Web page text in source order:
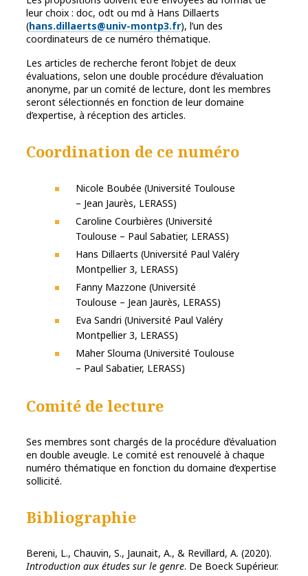
leur choix : doc, odt ou md à Hans Dillaerts
(hans.dillaerts@univ-montp3.fr), l’un des
coordinateurs de ce numéro thématique.
Les articles de recherche feront l’objet de deux
évaluations, selon une double procédure d’évaluation
anonyme, par un comité de lecture, dont les membres
seront sélectionnés en fonction de leur domaine
d’expertise, à réception des articles.
Coordination de ce numéro
Nicole Boubée (Université Toulouse
– Jean Jaurès, LERASS)
Caroline Courbières (Université
Toulouse – Paul Sabatier, LERASS)
Hans Dillaerts (Université Paul Valéry
Montpellier 3, LERASS)
Fanny Mazzone (Université
Toulouse – Jean Jaurès, LERASS)
Eva Sandri (Université Paul Valéry
Montpellier 3, LERASS)
Maher Slouma (Université Toulouse
– Paul Sabatier, LERASS)
Comité de lecture
Ses membres sont chargés de la procédure d’évaluation
en double aveugle. Le comité est renouvelé à chaque
numéro thématique en fonction du domaine d’expertise
sollicité.
Bibliographie
Bereni, L., Chauvin, S., Jaunait, A., & Revillard, A. (2020).
Introduction aux études sur le genre. De Boeck Supérieur.